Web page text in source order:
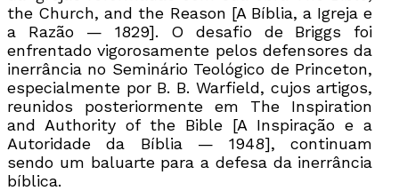
the Church, and the Reason [A Bíblia, a Igreja e
a Razão — 1829]. O desafio de Briggs foi
enfrentado vigorosamente pelos defensores da
inerrância no Seminário Teológico de Princeton,
especialmente por B. B. Warfield, cujos artigos,
reunidos posteriormente em The Inspiration
and Authority of the Bible [A Inspiração e a
Autoridade da Bíblia — 1948], continuam
sendo um baluarte para a defesa da inerrância
bíblica.